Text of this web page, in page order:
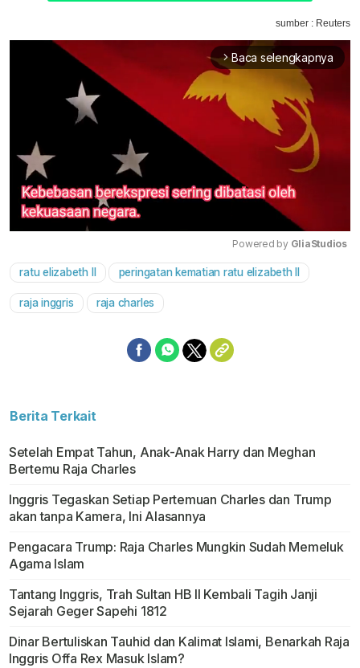
sumber : Reuters
arrow_forward_ios Baca selengkapnya
Mute
Powered by GliaStudios
ratu elizabeth II peringatan kematian ratu elizabeth II
raja inggris raja charles
Berita Terkait
Setelah Empat Tahun, Anak-Anak Harry dan Meghan
Bertemu Raja Charles
Inggris Tegaskan Setiap Pertemuan Charles dan Trump
akan tanpa Kamera, Ini Alasannya
Pengacara Trump: Raja Charles Mungkin Sudah Memeluk
Agama Islam
Tantang Inggris, Trah Sultan HB II Kembali Tagih Janji
Sejarah Geger Sapehi 1812
Dinar Bertuliskan Tauhid dan Kalimat Islami, Benarkah Raja
Inggris Offa Rex Masuk Islam?